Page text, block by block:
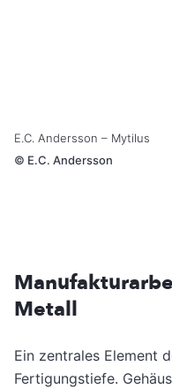
E.C. Andersson – Mytilus
© E.C. Andersson
Metall
Ein zentrales Element
Fertigungstiefe.